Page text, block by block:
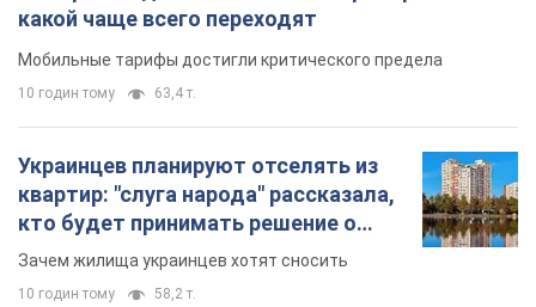
сносе домов
Зачем жилища украинцев хотят сносить
10 годин тому 58,2 т.
Украинцы массово покупают
дорогие новые авто: сколько стоит
самая популярная модель
Какие марки авто предпочитают приобретать